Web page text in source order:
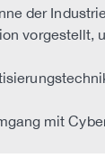
der
vorgestellt,
mit